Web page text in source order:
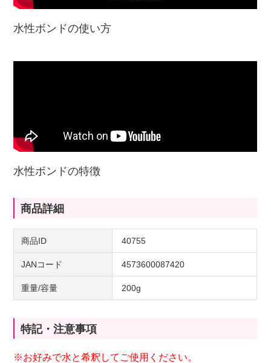
水性ボンドの使い方
水性ボンドの特徴
商品詳細
商品ID 40755
JANコード 4573600087420
重量/容量 200g
特記・注意事項
※お好みで水と希釈してご使用ください。